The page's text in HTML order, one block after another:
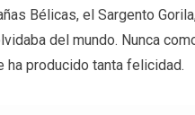
Bélicas, el Sargento
del mundo. Nunca
ha producido tanta felicidad.